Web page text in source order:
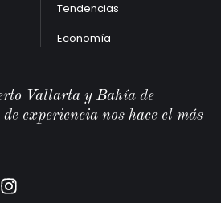
Tendencias
Economía
Vallarta y Bahía de
experiencia nos hace el más